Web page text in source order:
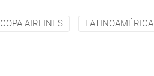
COPA AIRLINES LATINOAMÉRICA